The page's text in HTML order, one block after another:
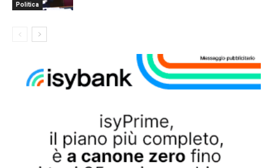
Politica